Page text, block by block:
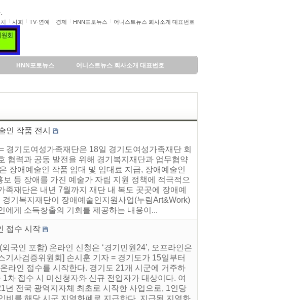
사회 TV·연예 경제 HNN포토뉴스 어니스트뉴스 회사소개 대표번호
HNN포토뉴스 어니스트뉴스 회사소개 대표번호
인 작품 전시
경기도여성가족재단은 18일 경기도여성가족재단 회
협력과 공동 발전을 위해 경기복지재단과 업무협약
장애예술인 작품 임대 및 임대료 지급, 장애예술인
등 장애를 가진 예술가 자립 지원 정책에 적극적으
재단은 내년 7월까지 재단 내 복도 곳곳에 장애예
기복지재단이 장애예술인지원사업(누림Art&Work)
에게 소득창출의 기회를 제공하는 내용이...
접수 시작
국인 포함) 온라인 신청은 ‘경기민원24’, 오프라인은
사검증위원회] 손시훈 기자 = 경기도가 15일부터
라인 접수를 시작한다. 경기도 21개 시군에 거주하
차 접수 시 미신청자와 신규 전입자가 대상이다. 여
전국 광역지자체 최초로 시작한 사업으로, 1인당
비를 해당 시군 지역화폐로 지급한다. 지급된 지역화